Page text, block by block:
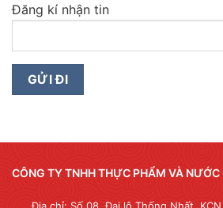
Đăng kí nhận tin
CÔNG TY TNHH THỰC PHẨM VÀ NƯỚC